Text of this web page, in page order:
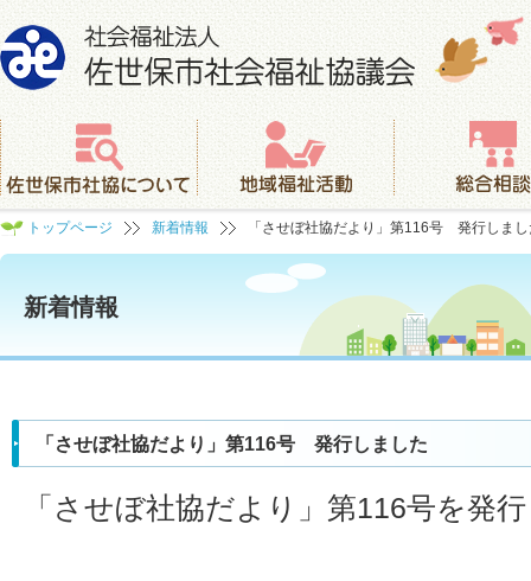
社会福祉法人 佐世保市社会福祉協議会
佐世保市社協について
地域福祉活動
総合相談
トップページ
新着情報 「させぼ社協だより」第116号 発行しまし
新着情報
「させぼ社協だより」第116号 発行しました
「させぼ社協だより」第116号を発